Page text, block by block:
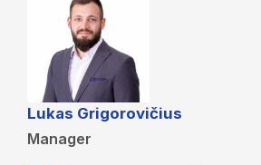
Lukas Grigorovičius
Manager